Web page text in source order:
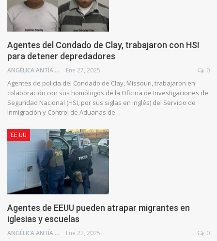
Agentes del Condado de Clay, trabajaron con HSI
para detener depredadores
ANGÉLICA ANTÍA AZUAJE Ene 27, 2025 0
Agentes de policía del Condado de Clay, Missouri, trabajaron en
colaboración con sus homólogos de la Oficina de Investigaciones de
Seguridad Nacional (HSI, por sus siglas en inglés) del Servicio de
Inmigración y Control de Aduanas de…
EE.UU
Agentes de EEUU pueden atrapar migrantes en
iglesias y escuelas
ANGÉLICA ANTÍA AZUAJE Ene 22, 2025 0